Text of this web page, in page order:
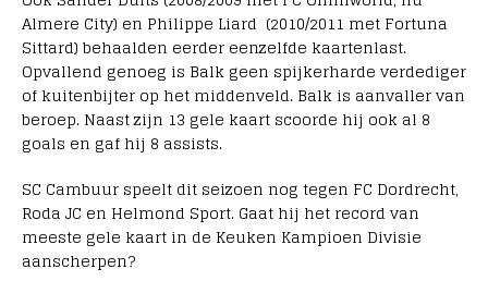
Almere City) en Philippe Liard (2010/2011 met Fortuna
Sittard) behaalden eerder eenzelfde kaartenlast.
Opvallend genoeg is Balk geen spijkerharde verdediger
of kuitenbijter op het middenveld. Balk is aanvaller van
beroep. Naast zijn 13 gele kaart scoorde hij ook al 8
goals en gaf hij 8 assists.
SC Cambuur speelt dit seizoen nog tegen FC Dordrecht,
Roda JC en Helmond Sport. Gaat hij het record van
meeste gele kaart in de Keuken Kampioen Divisie
aanscherpen?